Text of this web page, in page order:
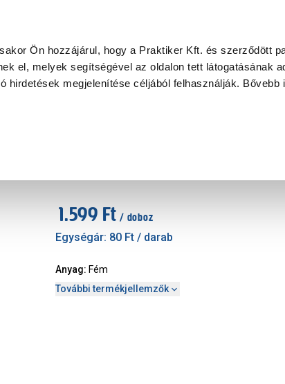
Ön hozzájárul, hogy a Praktiker Kft. és szerződött
el, melyek segítségével az oldalon tett látogatásának
hirdetések megjelenítése céljából felhasználják. Bővebb
Professional Szakiajánló Ügyintézés és Információ
1.599 Ft / doboz
Egységár: 80 Ft / darab
Anyag: Fém
További termékjellemzők